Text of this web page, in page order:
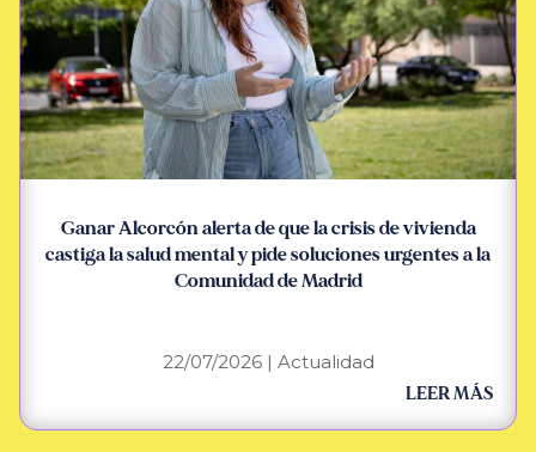
Ganar Alcorcón alerta de que la crisis de vivienda
castiga la salud mental y pide soluciones urgentes a la
Comunidad de Madrid
22/07/2026| Actualidad
LEER MÁS